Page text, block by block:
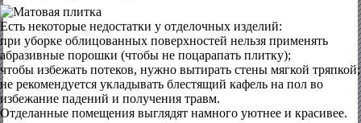
Есть некоторые недостатки у отделочных изделий:
при уборке облицованных поверхностей нельзя применять
абразивные порошки (чтобы не поцарапать плитку);
чтобы избежать потеков, нужно вытирать стены мягкой тряпкой;
не рекомендуется укладывать блестящий кафель на пол во
избежание падений и получения травм.
Отделанные помещения выглядят намного уютнее и красивее.